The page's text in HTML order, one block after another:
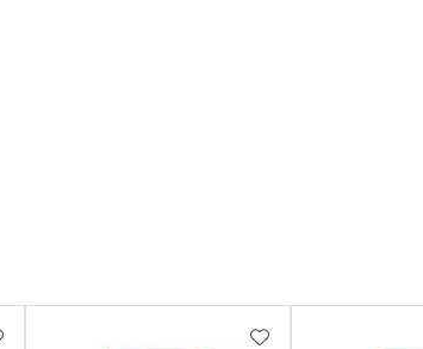
AOS FAVORITOSADICIONAR AOS